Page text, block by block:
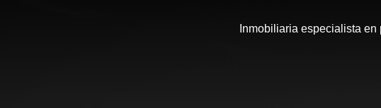
Inmobiliaria especialista